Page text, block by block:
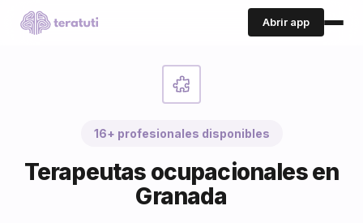
Abrir app
16+ profesionales disponibles
Terapeutas ocupacionales en
Granada